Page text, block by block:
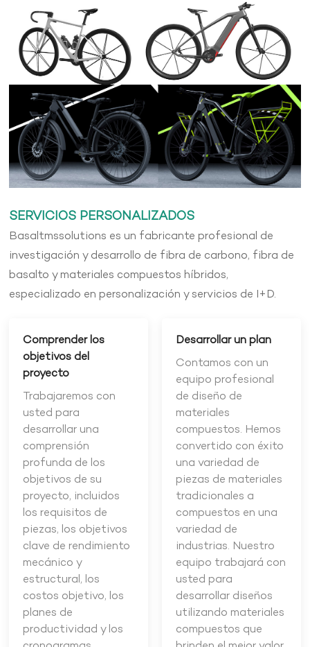
SERVICIOS PERSONALIZADOS
Basaltmssolutions es un fabricante profesional de
investigación y desarrollo de fibra de carbono, fibra de
basalto y materiales compuestos híbridos,
especializado en personalización y servicios de I+D.
Comprender los
objetivos del
proyecto
Trabajaremos con
usted para
desarrollar una
comprensión
profunda de los
objetivos de su
proyecto, incluidos
los requisitos de
piezas, los objetivos
clave de rendimiento
mecánico y
estructural, los
costos objetivo, los
planes de
productividad y los
Desarrollar un plan
Contamos con un
equipo profesional
de diseño de
materiales
compuestos. Hemos
convertido con éxito
una variedad de
piezas de materiales
tradicionales a
compuestos en una
variedad de
industrias. Nuestro
equipo trabajará con
usted para
desarrollar diseños
utilizando materiales
compuestos que